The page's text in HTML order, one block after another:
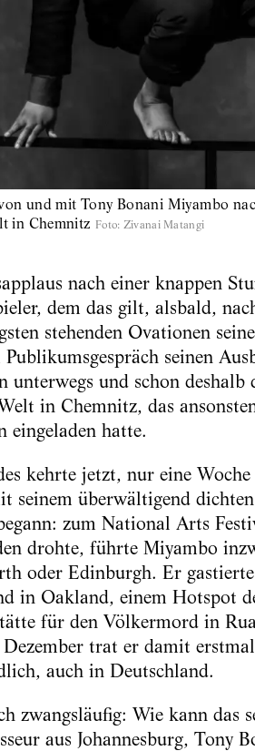
und mit Tony Bonani Miyambo
in Chemnitz Foto: Zivanai Matangi
nach einer knappen
dem das gilt, alsbald,
stehenden Ovationen
seinen
unterwegs und schon
in Chemnitz, das
eingeladen hatte.
kehrte jetzt, nur eine
seinem überwältigend
zum National Arts
drohte, führte Miyambo
oder Edinburgh. Er
in Oakland, einem Hotspot
für den Völkermord in
Dezember trat er damit
auch in Deutschland.
zwangsläufig: Wie kann das
aus Johannesburg, Tony